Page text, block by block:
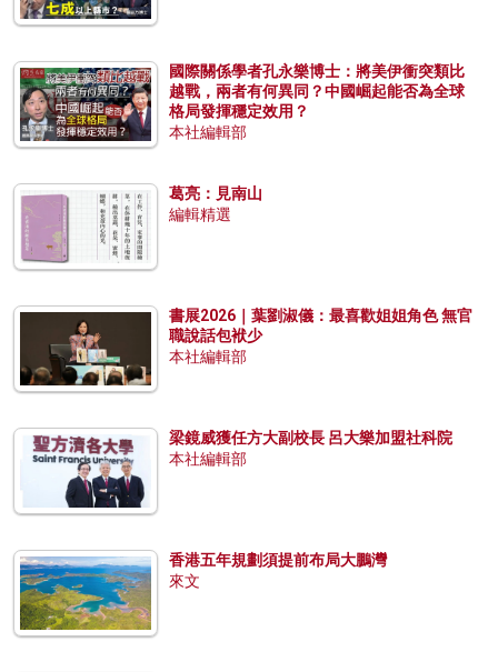
國際關係學者孔永樂博士：將美伊衝突類比
越戰，兩者有何異同？中國崛起能否為全球
格局發揮穩定效用？
本社編輯部
葛亮：見南山
編輯精選
書展2026｜葉劉淑儀：最喜歡姐姐角色 無官
職說話包袱少
本社編輯部
梁鏡威獲任方大副校長 呂大樂加盟社科院
本社編輯部
香港五年規劃須提前布局大鵬灣
來文